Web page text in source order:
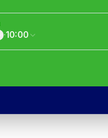
·10:00